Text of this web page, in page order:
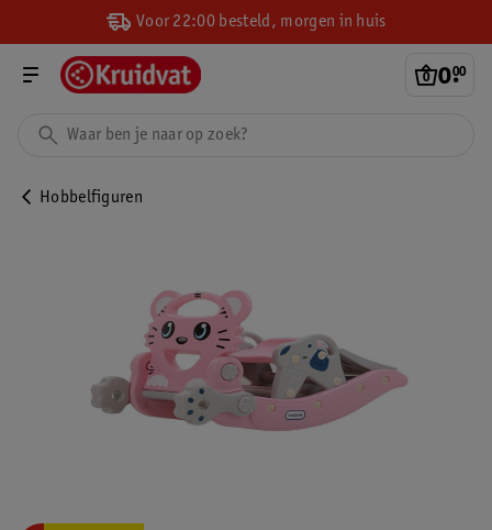
Voor 22:00 besteld, morgen in huis
0.
00
Hobbelfiguren